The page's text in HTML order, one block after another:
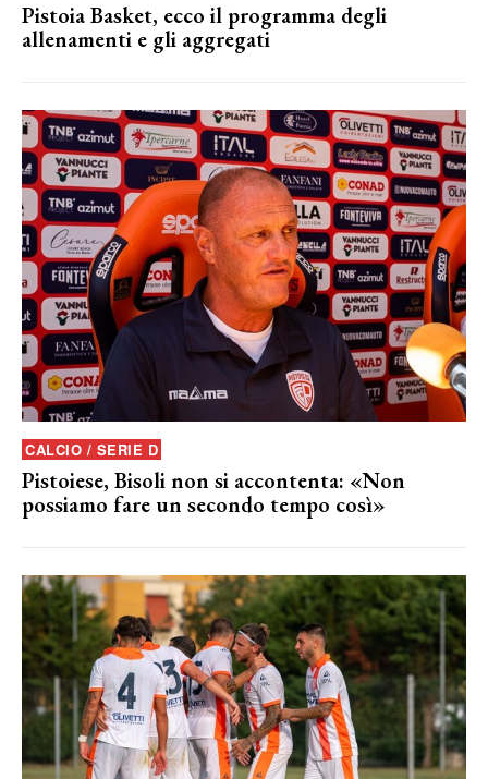
Pistoia Basket, ecco il programma degli
allenamenti e gli aggregati
CALCIO / SERIE D
Pistoiese, Bisoli non si accontenta: «Non
possiamo fare un secondo tempo così»